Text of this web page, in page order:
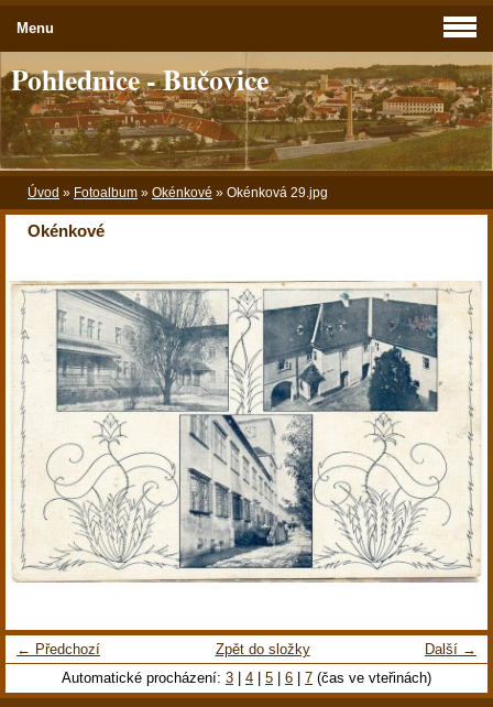
Pohlednice - Bučovice
Úvod » Fotoalbum » Okénkové » Okénková 29.jpg
Okénkové
← Předchozí Další →
Zpět do složky
Automatické procházení: 3 4 5 6 7 (čas ve vteřinách)
Menu